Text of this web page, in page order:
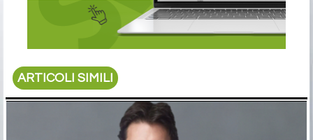
ARTICOLI SIMILI